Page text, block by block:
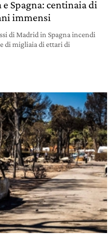
Spagna: centinaia di
immensi
di Madrid in Spagna incendi
di migliaia di ettari di